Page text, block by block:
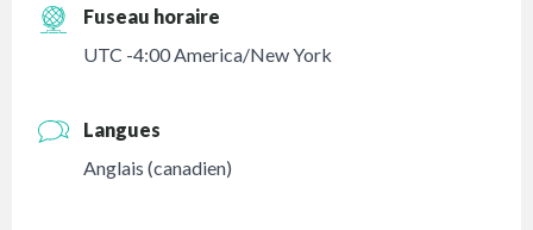
Fuseau horaire
UTC -4:00 America/New York
Langues
Anglais (canadien)